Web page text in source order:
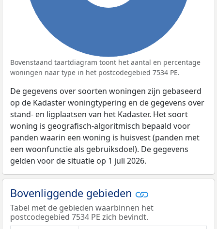
Bovenstaand taartdiagram toont het aantal en percentage
woningen naar type in het postcodegebied 7534 PE.
De gegevens over soorten woningen zijn gebaseerd
op de Kadaster woningtypering en de gegevens over
stand- en ligplaatsen van het Kadaster. Het soort
woning is geografisch-algoritmisch bepaald voor
panden waarin een woning is huisvest (panden met
een woonfunctie als gebruiksdoel). De gegevens
gelden voor de situatie op 1 juli 2026.
Bovenliggende gebieden
Tabel met de gebieden waarbinnen het
postcodegebied 7534 PE zich bevindt.